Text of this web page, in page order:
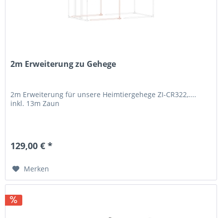
2m Erweiterung zu Gehege
2m Erweiterung für unsere Heimtiergehege ZI-CR322,....
inkl. 13m Zaun
129,00 € *
Merken